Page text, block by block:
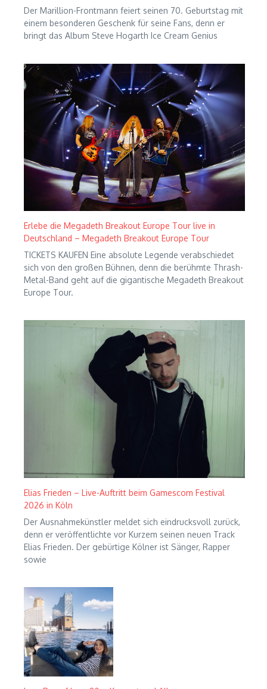
Der Marillion-Frontmann feiert seinen 70. Geburtstag mit
einem besonderen Geschenk für seine Fans, denn er
bringt das Album Steve Hogarth Ice Cream Genius
Erlebe die Megadeth Breakout Europe Tour live in
Deutschland – Megadeth Breakout Europe Tour
TICKETS KAUFEN Eine absolute Legende verabschiedet
sich von den großen Bühnen, denn die berühmte Thrash-
Metal-Band geht auf die gigantische Megadeth Breakout
Europe Tour.
Elias Frieden – Live-Auftritt beim Gamescom Festival
2026 in Köln
Der Ausnahmekünstler meldet sich eindrucksvoll zurück,
denn er veröffentlichte vor Kurzem seinen neuen Track
Elias Frieden. Der gebürtige Kölner ist Sänger, Rapper
sowie